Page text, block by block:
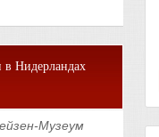
в Нидерландах
Музеум